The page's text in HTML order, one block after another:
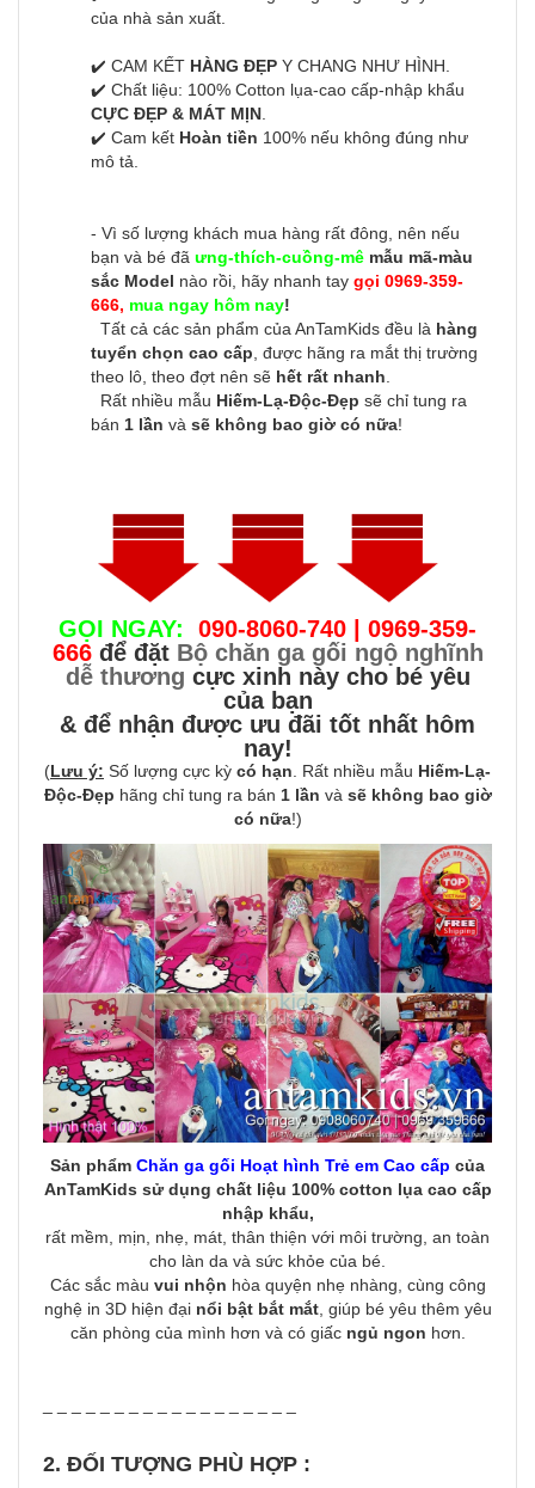
của nhà sản xuất.
✔️ CAM KẾT HÀNG ĐẸP Y CHANG NHƯ HÌNH.
✔️ Chất liệu: 100% Cotton lụa-cao cấp-nhập khẩu
CỰC ĐẸP & MÁT MỊN
✔️ Cam kết Hoàn tiền 100% nếu không đúng như
mô tả.
- Vì số lượng khách mua hàng rất đông, nên nếu
bạn và bé đã ưng-thích-cuồng-mê mẫu mã-màu
sắc Model nào rồi, hãy nhanh tay gọi 0969-359-
666, mua ngay hôm nay!
Tất cả các sản phẩm của AnTamKids đều là hàng
tuyển chọn cao cấp , được hãng ra mắt thị trường
theo lô, theo đợt nên sẽ hết rất nhanh
Rất nhiều mẫu Hiếm-Lạ-Độc-Đẹp sẽ chỉ tung ra
bán 1 lần và sẽ không bao giờ có nữa!
GỌI NGAY:
090-8060-740 | 0969-359-
666 để đặt Bộ chăn ga gối ngộ nghĩnh
dễ thương cực xinh này cho bé yêu
của bạn
& để nhận được ưu đãi tốt nhất hôm
nay!
(Lưu ý: Số lượng cực kỳ có hạn . Rất nhiều mẫu Hiếm-Lạ-
Độc-Đẹp hãng chỉ tung ra bán 1 lần và sẽ không bao giờ
có nữa!)
Sản phẩm Chăn ga gối Hoạt hình Trẻ em Cao cấp của
AnTamKids sử dụng chất liệu 100% cotton lụa cao cấp
nhập khẩu,
rất mềm, mịn, nhẹ, mát, thân thiện với môi trường, an toàn
cho làn da và sức khỏe của bé.
Các sắc màu vui nhộn hòa quyện nhẹ nhàng, cùng công
nghệ in 3D hiện đại nổi bật bắt mắt, giúp bé yêu thêm yêu
căn phòng của mình hơn và có giấc ngủ ngon hơn.
2. ĐỐI TƯỢNG PHÙ HỢP :